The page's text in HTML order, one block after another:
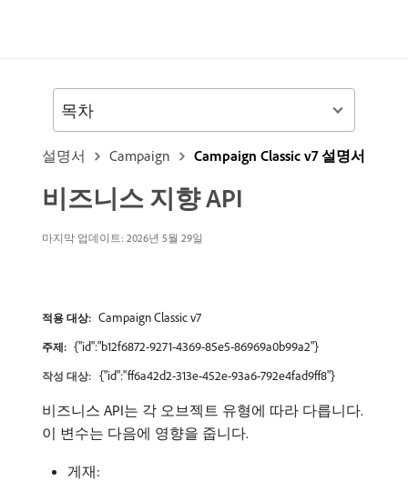
설명서 Campaign Campaign Classic v7 설명서
비즈니스 지향 API
마지막 업데이트: 2026년 5월 29일
적용 대상: Campaign Classic v7
주제: {"id":"b12f6872-9271-4369-85e5-86969a0b99a2"}
작성 대상: {"id":"ff6a42d2-313e-452e-93a6-792e4fad9ff8"}
비즈니스 API는 각 오브젝트 유형에 따라 다릅니다.
이 변수는 다음에 영향을 줍니다.
게재:
목차